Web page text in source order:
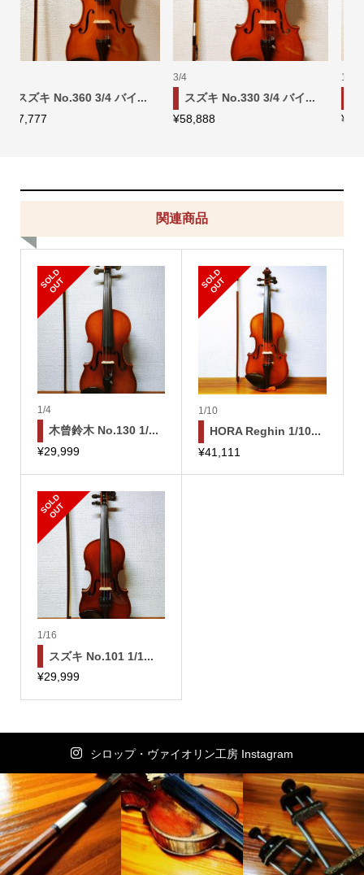
スズキ No.330 3/4 バイ...
¥58,888
スズキ No.300 1/8 バイ...
¥45,555
関連商品
S
O
L
D
O
U
T
1/4
木曾鈴木 No.130 1/...
¥29,999
S
O
L
D
O
U
T
1/10
HORA Reghin 1/10...
¥41,111
S
O
L
D
O
U
T
1/16
スズキ No.101 1/1...
¥29,999
シロップ・ヴァイオリン工房 Instagram